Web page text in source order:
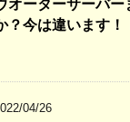
オーターサーバ
？今は違います！
04/26